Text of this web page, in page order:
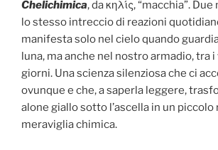
Chelichimica, da κηλίς, “macchia”.
lo stesso intreccio di reazioni
manifesta solo nel cielo quando
luna, ma anche nel nostro armadio, tra
giorni. Una scienza silenziosa che ci
ovunque e che, a saperla leggere,
alone giallo sotto l’ascella in un piccolo
meraviglia chimica.